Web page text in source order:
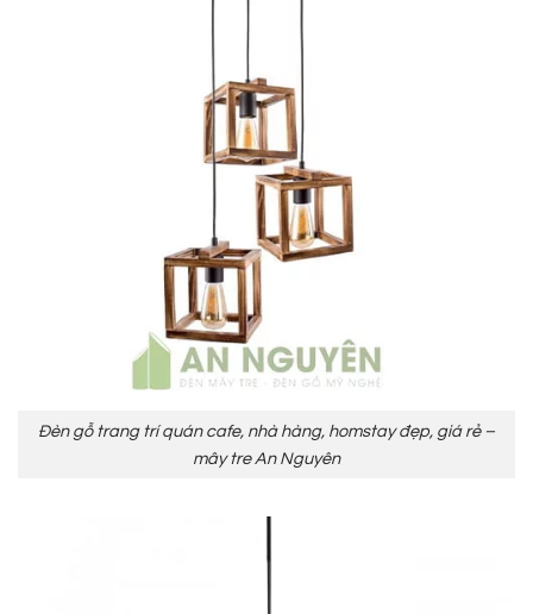
Đèn gỗ trang trí quán cafe, nhà hàng, homstay đẹp, giá rẻ –
mây tre An Nguyên